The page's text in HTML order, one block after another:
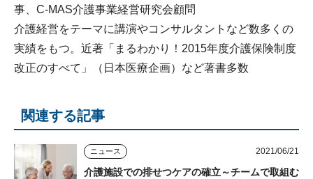
事、C-MAS介護事業経営研究会顧問
介護経営をテーマに講演やコンサルタントなど数多くの
実績をもつ。近著「まるわかり！2015年度介護保険制度
改正のすべて」（日本医療企画）など著書多数
関連する記事
ニュース 2021/06/21
介護施設での排せつケアの確立～チームで取組む